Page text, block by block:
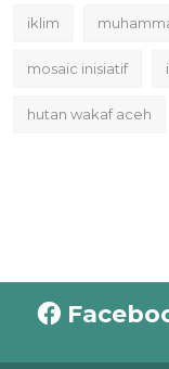
iklim
mosaic inisiatif
hutan wakaf aceh